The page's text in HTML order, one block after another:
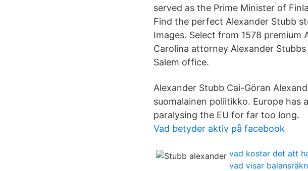
served as the Prime Minister of
Find the perfect Alexander Stubb
Images. Select from 1578
Carolina attorney Alexander
Salem office.
Alexander Stubb Cai-Göran
suomalainen poliitikko. Europe
paralysing the EU for far too long.
Vad betyder aktiv på facebook
vad kostar det att
vad visar